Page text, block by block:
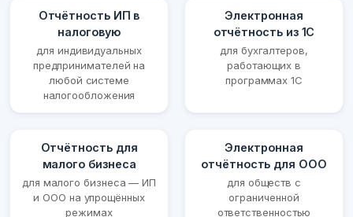
Отчётность ИП в
налоговую
для индивидуальных
предпринимателей на
любой системе
налогообложения
Электронная
отчётность из 1С
для бухгалтеров,
работающих в
программах 1С
Отчётность для
малого бизнеса
для малого бизнеса — ИП
и ООО на упрощённых
режимах
Электронная
отчётность для ООО
для обществ с
ограниченной
ответственностью